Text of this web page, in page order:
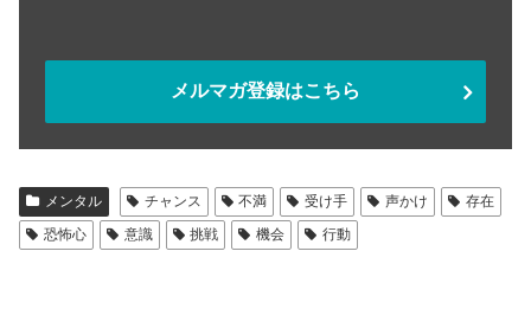
メルマガ登録はこちら
メンタル チャンス 不満 受け手 声かけ
存在
恐怖心
意識 挑戦 機会 行動